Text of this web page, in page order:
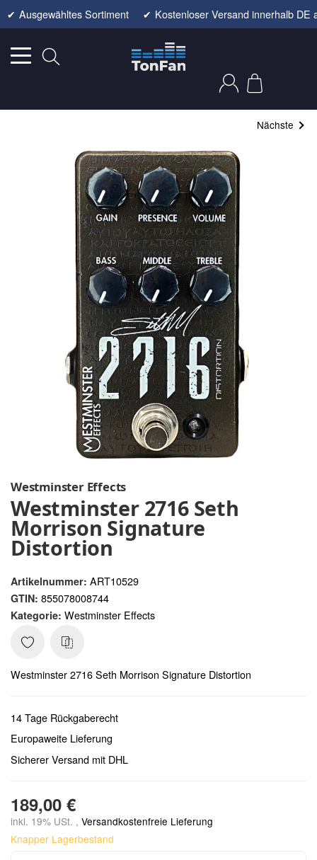
✔ Ausgewähltes Sortiment ✔ Kostenloser Versand innerhalb DE
Nächste
Westminster Effects
Westminster 2716 Seth
Morrison Signature
Distortion
Artikelnummer: ART10529
GTIN: 855078008744
Kategorie: Westminster Effects
Westminster 2716 Seth Morrison Signature Distortion
14 Tage Rückgaberecht
Europaweite Lieferung
Sicherer Versand mit DHL
189,00 €
inkl. 19% USt. , Versandkostenfreie Lieferung
Knapper Lagerbestand